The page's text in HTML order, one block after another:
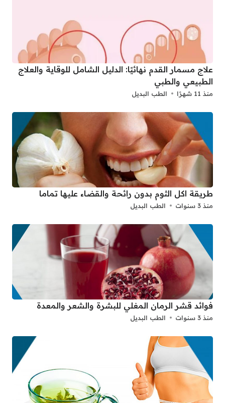
علاج مسمار القدم نهائيًا: الدليل الشامل للوقاية والعلاج
الطبيعي والطبي
منذ 11 شهرًا الطب البديل
طريقة اكل الثوم بدون رائحة والقضاء عليها تماما
منذ 3 سنوات الطب البديل
فوائد قشر الرمان المغلي للبشرة والشعر والمعدة
منذ 3 سنوات الطب البديل